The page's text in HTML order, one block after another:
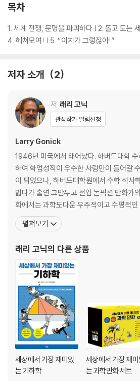
목차
1. 세계 전쟁, 문명을 파괴하다 | 2. 돌고 도는
4. 헤쳐모여! | 5. “이치가 그렇잖아!”
저자 소개 2
저 래리 고닉
관심작가 알림신청
Larry Gonick
1946년 미국에서 태어났다. 하버드대학
하여 학업성적이 우수한 사람만이 들어갈
이 되었으나, 하버드대학원에서 수학 석사
밟다가 홀연 그만두고 전업 논픽션 만화가
화에서는 과학도다운 우주적이고 수평적
식한 내공을 바탕으로 한 독창적인 해석을
하버드대학, 버클리대학, 예일대학에서 부
트상을, 2003년에는 만화의 오스카상이랄
펼쳐보기
래리 고닉의 다른 상품
세상에서 가장 재미있
는 기하학
세상에서 가장 재미
는 과학만화 세트